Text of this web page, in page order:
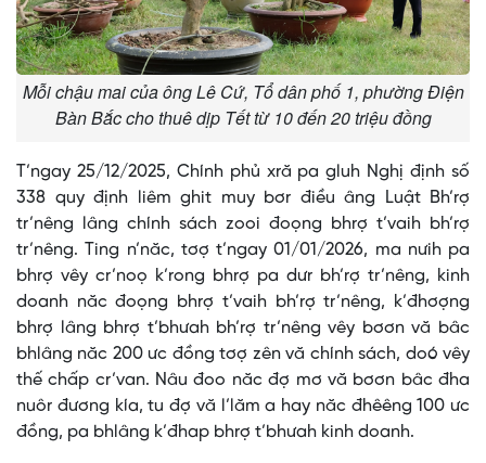
Mỗi chậu mai của ông Lê Cứ, Tổ dân phố 1, phường Điện
Bàn Bắc cho thuê dịp Tết từ 10 đến 20 triệu đồng
T’ngay 25/12/2025, Chính phủ xră pa gluh Nghị định số
338 quy định liêm ghit muy bơr điều âng Luật Bh’rợ
tr’nêng lâng chính sách zooi đoọng bhrợ t’vaih bh’rợ
tr’nêng. Ting n’năc, tơợ t’ngay 01/01/2026, ma nưih pa
bhrợ vêy cr’noọ k’rong bhrợ pa dưr bh’rợ tr’nêng, kinh
doanh năc đoọng bhrợ t’vaih bh’rợ tr’nêng, k’đhơợng
bhrợ lâng bhrợ t’bhưah bh’rợ tr’nêng vêy bơơn vă bâc
bhlâng năc 200 ưc đồng tơợ zên vă chính sách, doó vêy
thế chấp cr’van. Nâu đoo năc đợ mơ vă bơơn bâc đha
nuôr đương kía, tu đợ vă l’lăm a hay năc đhêêng 100 ưc
đồng, pa bhlâng k’đhap bhrợ t’bhưah kinh doanh.